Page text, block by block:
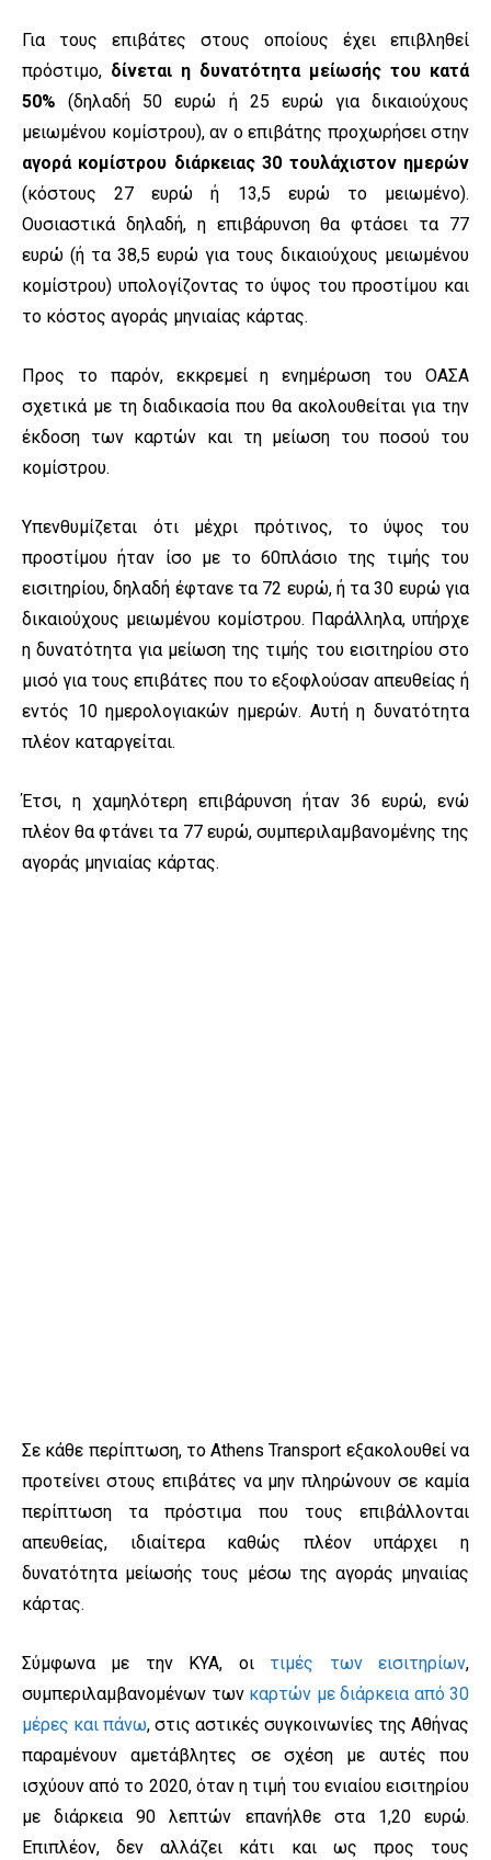
Για τους επιβάτες στους οποίους έχει επιβληθεί
πρόστιμο, δίνεται η δυνατότητα μείωσής του κατά
50% (δηλαδή 50 ευρώ ή 25 ευρώ για δικαιούχους
μειωμένου κομίστρου), αν ο επιβάτης προχωρήσει στην
αγορά κομίστρου διάρκειας 30 τουλάχιστον ημερών
(κόστους 27 ευρώ ή 13,5 ευρώ το μειωμένο).
Ουσιαστικά δηλαδή, η επιβάρυνση θα φτάσει τα 77
ευρώ (ή τα 38,5 ευρώ για τους δικαιούχους μειωμένου
κομίστρου) υπολογίζοντας το ύψος του προστίμου και
το κόστος αγοράς μηνιαίας κάρτας.
Προς το παρόν, εκκρεμεί η ενημέρωση του ΟΑΣΑ
σχετικά με τη διαδικασία που θα ακολουθείται για την
έκδοση των καρτών και τη μείωση του ποσού του
κομίστρου.
Υπενθυμίζεται ότι μέχρι πρότινος, το ύψος του
προστίμου ήταν ίσο με το 60πλάσιο της τιμής του
εισιτηρίου, δηλαδή έφτανε τα 72 ευρώ, ή τα 30 ευρώ για
δικαιούχους μειωμένου κομίστρου. Παράλληλα, υπήρχε
η δυνατότητα για μείωση της τιμής του εισιτηρίου στο
μισό για τους επιβάτες που το εξοφλούσαν απευθείας ή
εντός 10 ημερολογιακών ημερών. Αυτή η δυνατότητα
πλέον καταργείται.
Έτσι, η χαμηλότερη επιβάρυνση ήταν 36 ευρώ, ενώ
πλέον θα φτάνει τα 77 ευρώ, συμπεριλαμβανομένης της
αγοράς μηνιαίας κάρτας.
Σε κάθε περίπτωση, το Athens Transport εξακολουθεί να
προτείνει στους επιβάτες να μην πληρώνουν σε καμία
περίπτωση τα πρόστιμα που τους επιβάλλονται
απευθείας, ιδιαίτερα καθώς πλέον υπάρχει η
δυνατότητα μείωσής τους μέσω της αγοράς μηναιίας
κάρτας.
Σύμφωνα με την ΚΥΑ, οι τιμές των εισιτηρίων,
συμπεριλαμβανομένων των καρτών με διάρκεια από 30
μέρες και πάνω, στις αστικές συγκοινωνίες της Αθήνας
παραμένουν αμετάβλητες σε σχέση με αυτές που
ισχύουν από το 2020, όταν η τιμή του ενιαίου εισιτηρίου
με διάρκεια 90 λεπτών επανήλθε στα 1,20 ευρώ.
Επιπλέον, δεν αλλάζει κάτι και ως προς τους